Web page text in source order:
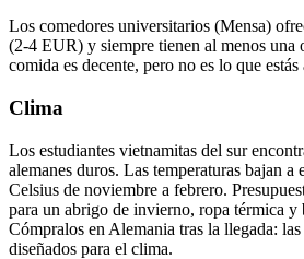
Los comedores universitarios (Mensa)
(2-4 EUR) y siempre tienen al menos una
comida es decente, pero no es lo que
Clima
Los estudiantes vietnamitas del sur
alemanes duros. Las temperaturas bajan a
Celsius de noviembre a febrero.
para un abrigo de invierno, ropa térmica y
Cómpralos en Alemania tras la llegada:
diseñados para el clima.